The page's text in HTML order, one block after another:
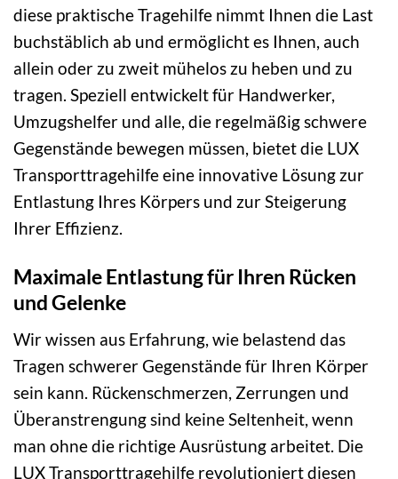
diese praktische Tragehilfe nimmt Ihnen die Last
buchstäblich ab und ermöglicht es Ihnen, auch
allein oder zu zweit mühelos zu heben und zu
tragen. Speziell entwickelt für Handwerker,
Umzugshelfer und alle, die regelmäßig schwere
Gegenstände bewegen müssen, bietet die LUX
Transporttragehilfe eine innovative Lösung zur
Entlastung Ihres Körpers und zur Steigerung
Ihrer Effizienz.
Maximale Entlastung für Ihren Rücken
und Gelenke
Wir wissen aus Erfahrung, wie belastend das
Tragen schwerer Gegenstände für Ihren Körper
sein kann. Rückenschmerzen, Zerrungen und
Überanstrengung sind keine Seltenheit, wenn
man ohne die richtige Ausrüstung arbeitet. Die
LUX Transporttragehilfe revolutioniert diesen